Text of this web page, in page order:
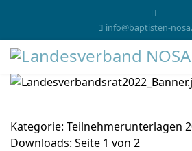
info@baptisten-
Kategorie: Teilnehmerunterlagen
Downloads: Seite 1 von 2